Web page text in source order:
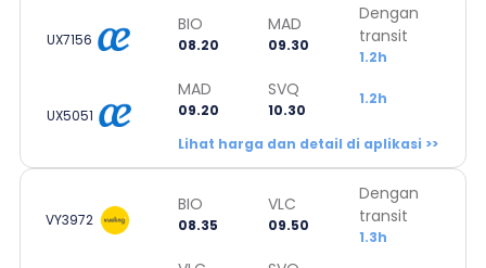
UX7156
BIO
08.20
MAD
09.30
Dengan
transit
1.2h
UX5051
MAD
09.20
SVQ
10.30
1.2h
Lihat harga dan detail di aplikasi >>
VY3972
BIO
08.35
VLC
09.50
Dengan
transit
1.3h